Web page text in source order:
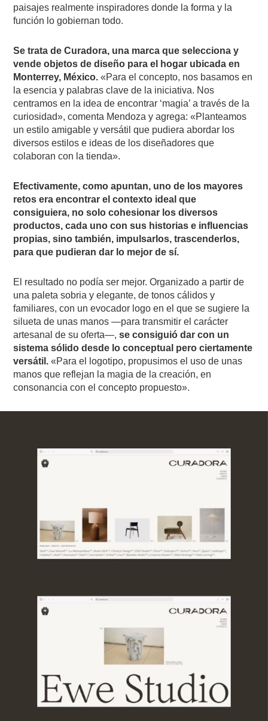
paisajes realmente inspiradores donde la forma y la
función lo gobiernan todo.
Se trata de Curadora, una marca que selecciona y
vende objetos de diseño para el hogar ubicada en
Monterrey, México. «Para el concepto, nos basamos en
la esencia y palabras clave de la iniciativa. Nos
centramos en la idea de encontrar ‘magia’ a través de la
curiosidad», comenta Mendoza y agrega: «Planteamos
un estilo amigable y versátil que pudiera abordar los
diversos estilos e ideas de los diseñadores que
colaboran con la tienda».
Efectivamente, como apuntan, uno de los mayores
retos era encontrar el contexto ideal que
consiguiera, no solo cohesionar los diversos
productos, cada uno con sus historias e influencias
propias, sino también, impulsarlos, trascenderlos,
para que pudieran dar lo mejor de sí.
El resultado no podía ser mejor. Organizado a partir de
una paleta sobria y elegante, de tonos cálidos y
familiares, con un evocador logo en el que se sugiere la
silueta de unas manos —para transmitir el carácter
artesanal de su oferta—,se consiguió dar con un
sistema sólido desde lo conceptual pero ciertamente
versátil. «Para el logotipo, propusimos el uso de unas
manos que reflejan la magia de la creación, en
consonancia con el concepto propuesto».